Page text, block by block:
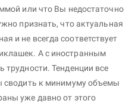
или что Вы недостаточно
признать, что актуальная
и не всегда соответствует
А с иностранным
трудности. Тенденции все
сводить к минимуму объемы
уже давно от этого